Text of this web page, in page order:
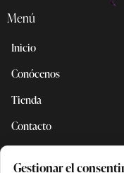
Menú
Inicio
Conócenos
Tienda
Contacto
Gestionar el